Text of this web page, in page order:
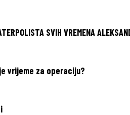
SVIH VREMENA
vrijeme za operaciju?